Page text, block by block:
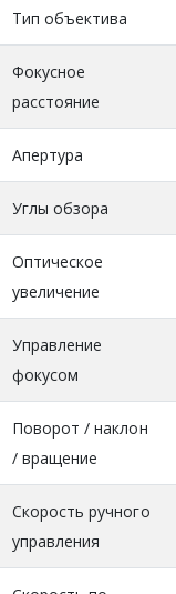
Тип объектива
Фокусное
расстояние
Апертура
Углы обзора
Оптическое
увеличение
Управление
фокусом
Поворот / наклон
/ вращение
Скорость ручного
управления